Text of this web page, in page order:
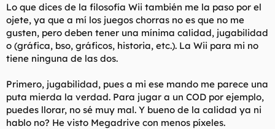
Lo que dices de la filosofía Wii también me la paso por el
ojete, ya que a mí los juegos chorras no es que no me
gusten, pero deben tener una mínima calidad, jugabilidad
o (gráfica, bso, gráficos, historia, etc.). La Wii para mi no
tiene ninguna de las dos.
Primero, jugabilidad, pues a mi ese mando me parece una
puta mierda la verdad. Para jugar a un COD por ejemplo,
puedes llorar, no sé muy mal. Y bueno de la calidad ya ni
hablo no? He visto Megadrive con menos píxeles.